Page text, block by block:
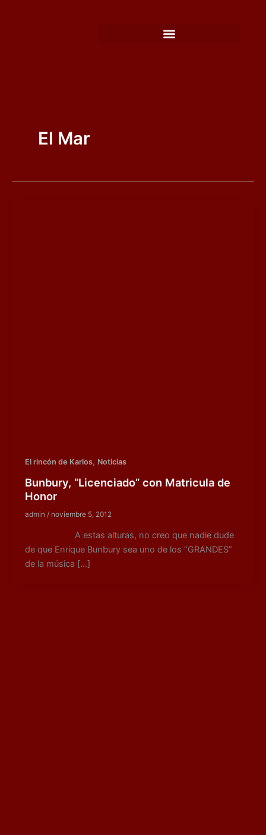
El Mar
El rincón de Karlos, Noticias
Bunbury, “Licenciado” con Matricula de
Honor
admin / noviembre 5, 2012
A estas alturas, no creo que nadie dude
de que Enrique Bunbury sea uno de los “GRANDES”
de la música […]